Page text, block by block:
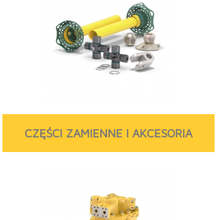
CZĘŚCI ZAMIENNE I AKCESORIA